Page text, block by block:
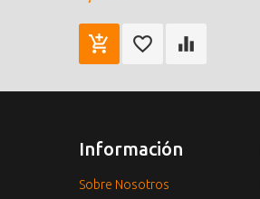
Información
Sobre Nosotros